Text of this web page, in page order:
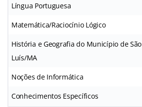
Língua Portuguesa
Matemática/Raciocínio Lógico
História e Geografia do Município de São
Luís/MA
Noções de Informática
Conhecimentos Específicos